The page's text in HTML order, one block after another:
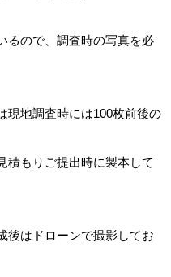
るので、調査時の写真を必
現地調査時には100枚前後の
積もりご提出時に製本して
後はドローンで撮影してお